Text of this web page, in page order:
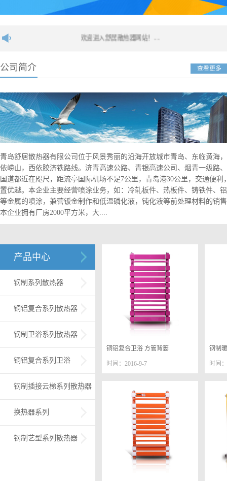
欢迎进入舒居散热器网站！....
公司简介 查看更多
青岛舒居散热器有限公司位于风景秀丽的沿海开放城市青岛、东临黄海
依崂山，西依胶济铁路线。济青高速公路、青银高速公司、烟青一级路
国道都近在咫尺，距流亭国际机场不足7公里，青岛港30公里，交通便利
置优越。本企业主要经营喷涂业务，如：冷轧板件、热板件、铸铁件、
等金属的喷涂，兼营钣金制作和低温磷化液，钝化液等前处理材料的销
本企业拥有厂房2000平方米，大....
产品中心
钢制系列散热器
铜铝复合系列散热器
钢制卫浴系列散热器
铜铝复合系列卫浴
钢制插接云梯系列散热器
换热器系列
钢制艺型系列散热器
铜铝复合卫浴 方管背篓
时间：2016-9-7
钢制
时间